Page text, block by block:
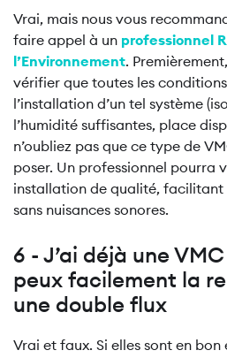
Vrai, mais nous vous
faire appel à un professionnel
l’Environnement.
vérifier que toutes les
l’installation d’un tel système
l’humidité suffisantes, place
n’oubliez pas que ce type de
poser. Un professionnel pourra
installation de qualité, facilitant
sans nuisances sonores.
6 - J’ai déjà une
peux facilement la
une double flux
Vrai et faux. Si elles sont en